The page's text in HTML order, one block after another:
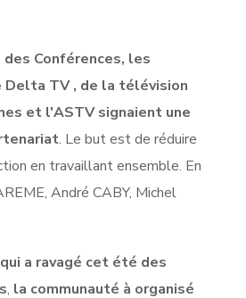
Conférences, les
TV , de la télévision
et l'ASTV signaient une
. Le but est de réduire
en travaillant ensemble. En
André CABY, Michel
a ravagé cet été des
, la communauté à organisé